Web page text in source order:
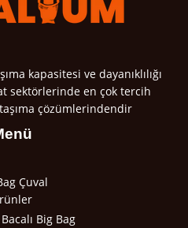
kapasitesi ve dayanıklılığı
sektörlerinde en çok tercih
çözümlerindendir
Çuval
Big Bag